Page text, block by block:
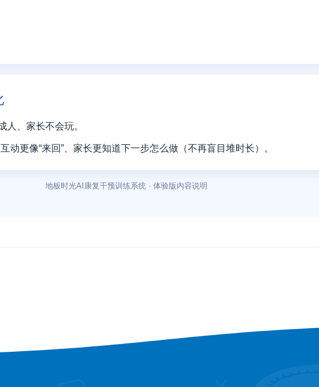
人、家长不会玩。
动更像“来回”、家长更知道下一步怎么做（不再盲目堆时长）。
地板时光AI康复干预训练系统 · 体验版内容说明